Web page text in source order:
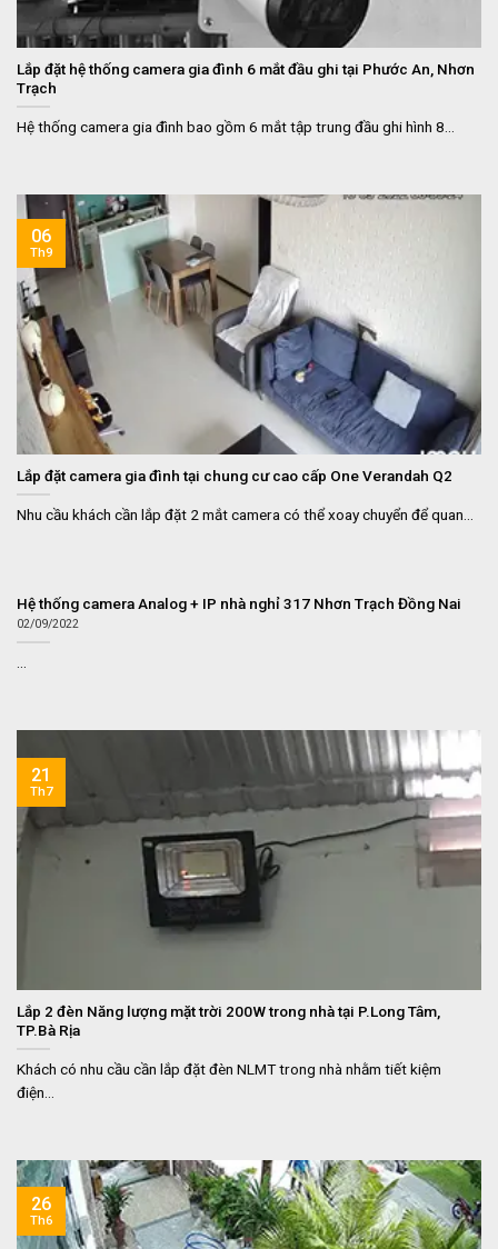
Lắp đặt hệ thống camera gia đình 6 mắt đầu ghi tại Phước An, Nhơn
Trạch
Hệ thống camera gia đình bao gồm 6 mắt tập trung đầu ghi hình 8...
Lắp đặt camera gia đình tại chung cư cao cấp One Verandah Q2
Nhu cầu khách cần lắp đặt 2 mắt camera có thể xoay chuyển để quan...
06
Th9
Hệ thống camera Analog + IP nhà nghỉ 317 Nhơn Trạch Đồng Nai
02/09/2022
Lắp 2 đèn Năng lượng mặt trời 200W trong nhà tại P.Long Tâm,
TP.Bà Rịa
Khách có nhu cầu cần lắp đặt đèn NLMT trong nhà nhằm tiết kiệm
điện...
21
Th7
26
Th6